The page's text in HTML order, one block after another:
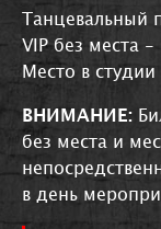
Танцевальный
VIP без места -
Место в
ВНИМАНИЕ:
без места и
в день